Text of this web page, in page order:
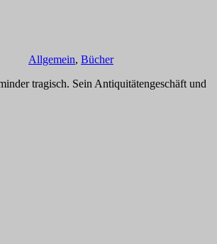
Allgemein, Bücher
tragisch. Sein Antiquitätengeschäft und